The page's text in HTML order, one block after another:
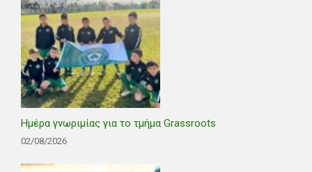
Ημέρα γνωριμίας για το τμήμα Grassroots
02/08/2026